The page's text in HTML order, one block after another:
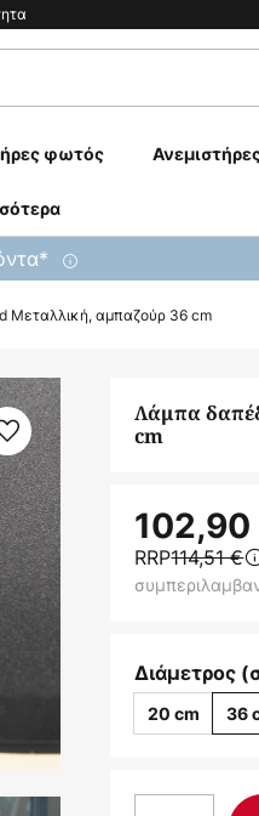
φωτός
Μεταλλική, αμπαζούρ 36 cm
Λάμπα
cm
102,90
RRP114,51 €
Διάμετρος
20 cm 36